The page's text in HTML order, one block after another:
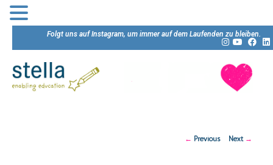
Folgt uns auf Instagram, um immer auf dem Laufenden zu bleiben.
Post
← Previous Next →